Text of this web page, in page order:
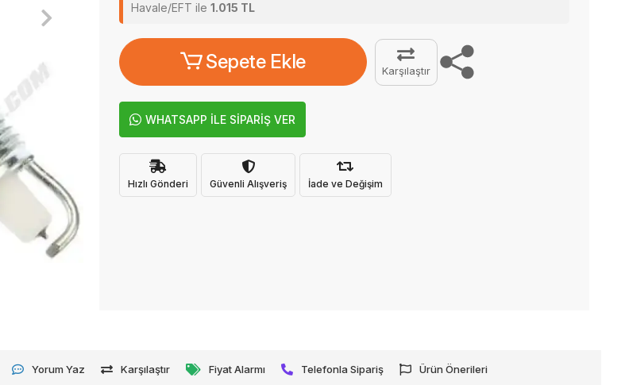
Havale/EFT ile 1.015 TL
Sepete Ekle Karşılaştır
WHATSAPP İLE SİPARİŞ VER
Hızlı Gönderi Güvenli Alışveriş İade ve Değişim
Yorum Yaz Karşılaştır Fiyat Alarmı Telefonla Sipariş Ürün Önerileri